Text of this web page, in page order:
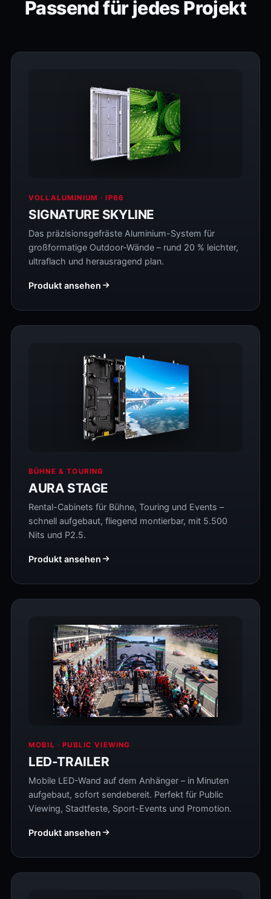
Passend für jedes Projekt
VOLLALUMINIUM · IP66
SIGNATURE SKYLINE
Das präzisionsgefräste Aluminium-System für
großformatige Outdoor-Wände – rund 20 % leichter,
ultraflach und herausragend plan.
Produkt ansehen
BÜHNE & TOURING
AURA STAGE
Rental-Cabinets für Bühne, Touring und Events –
schnell aufgebaut, fliegend montierbar, mit 5.500
Nits und P2.5.
Produkt ansehen
MOBIL · PUBLIC VIEWING
LED-TRAILER
Mobile LED-Wand auf dem Anhänger – in Minuten
aufgebaut, sofort sendebereit. Perfekt für Public
Viewing, Stadtfeste, Sport-Events und Promotion.
Produkt ansehen